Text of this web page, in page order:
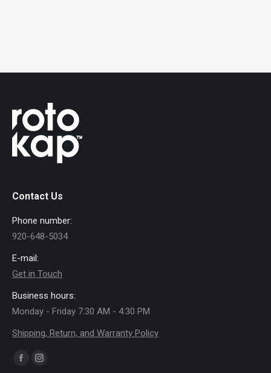
Contact Us
Phone number:
920-648-5034
E-mail:
Get in Touch
Business hours:
Monday - Friday 7:30 AM - 4:30 PM
Shipping, Return, and Warranty Policy
Find us on:
FacebookInstagram